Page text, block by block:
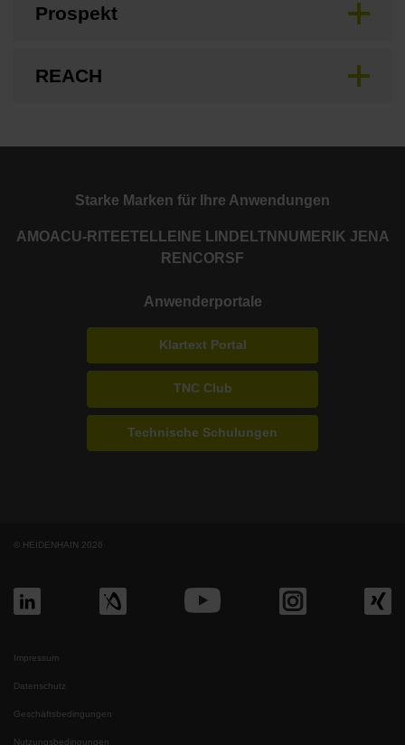
Prospekt
REACH
Starke Marken für Ihre Anwendungen
AMOACU-RITE ETEL LEINE LINDE LTN NUMERIK JENA
RENCORSF
Anwenderportale
Klartext Portal
TNC Club
Technische Schulungen
© HEIDENHAIN 2026
Impressum
Datenschutz
Geschäftsbedingungen
Nutzungsbedingungen